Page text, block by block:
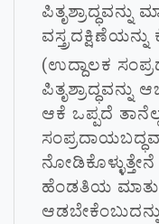
ಪಿತೃಶ್ರಾದ್ಧವನ್ನು
(ಉದ್ದಾಲಕ
ಆಕೆ ಒಪ್ಪದೆ
ಹೆಂಡತಿಯ